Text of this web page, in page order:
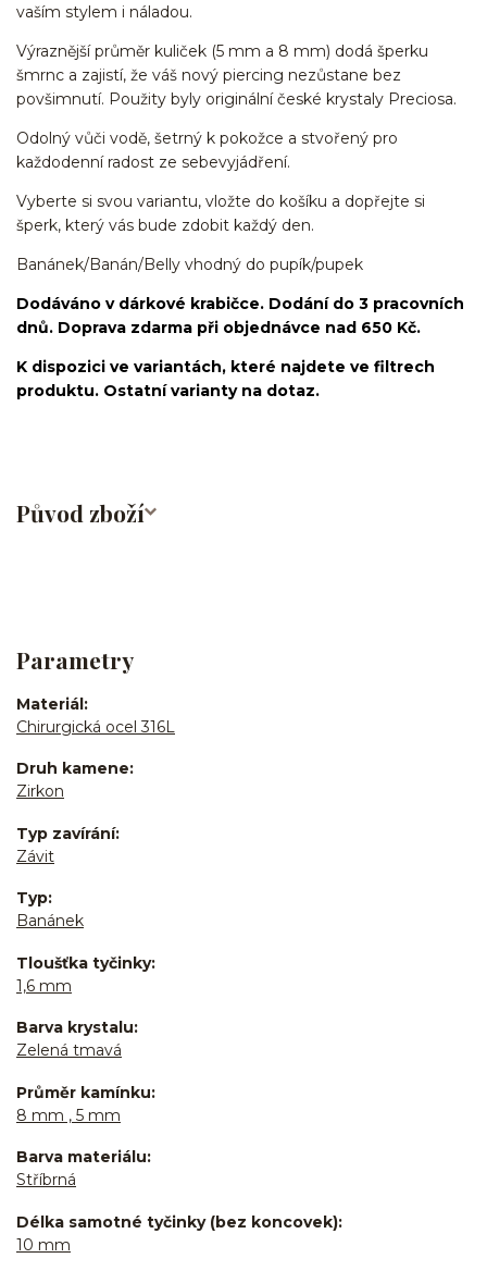
vaším stylem i náladou.
Výraznější průměr kuliček (5 mm a 8 mm) dodá šperku
šmrnc a zajistí, že váš nový piercing nezůstane bez
povšimnutí. Použity byly originální české krystaly Preciosa.
Odolný vůči vodě, šetrný k pokožce a stvořený pro
každodenní radost ze sebevyjádření.
Vyberte si svou variantu, vložte do košíku a dopřejte si
šperk, který vás bude zdobit každý den.
Banánek/Banán/Belly vhodný do pupík/pupek
Dodáváno v dárkové krabičce. Dodání do 3 pracovních
dnů. Doprava zdarma při objednávce nad 650 Kč.
K dispozici ve variantách, které najdete ve filtrech
produktu. Ostatní varianty na dotaz.
Původ zboží
Parametry
Materiál
Chirurgická ocel 316L
Druh kamene
Zirkon
Typ zavírání
Závit
Typ
Banánek
Tloušťka tyčinky
1,6 mm
Barva krystalu
Zelená tmavá
Průměr kamínku
8 mm , 5 mm
Barva materiálu
Stříbrná
Délka samotné tyčinky (bez koncovek)
10 mm